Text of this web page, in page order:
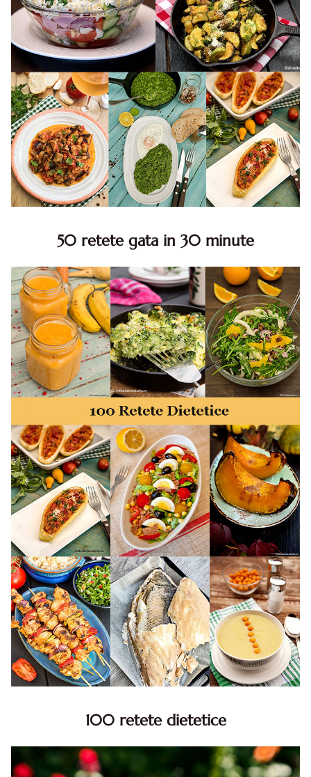
50 retete gata in 30 minute
minute. Retete rapide. Retete rapide de mancare. Idei
retete mancare rapid
100 retete dietetice
dietetice. Idei retete dietetice. 100 Retete mancare
pentru dieta.